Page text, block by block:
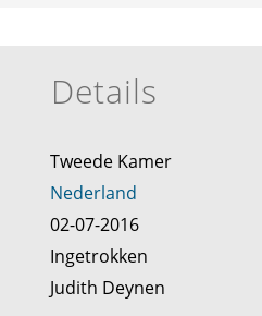
Details
Tweede Kamer
Nederland
02-07-2016
Ingetrokken
Judith Deynen